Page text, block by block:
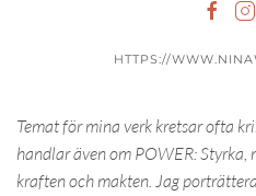
HTTPS://
Temat för mina verk kretsar ofta
handlar även om POWER: Styrka,
kraften och makten. Jag